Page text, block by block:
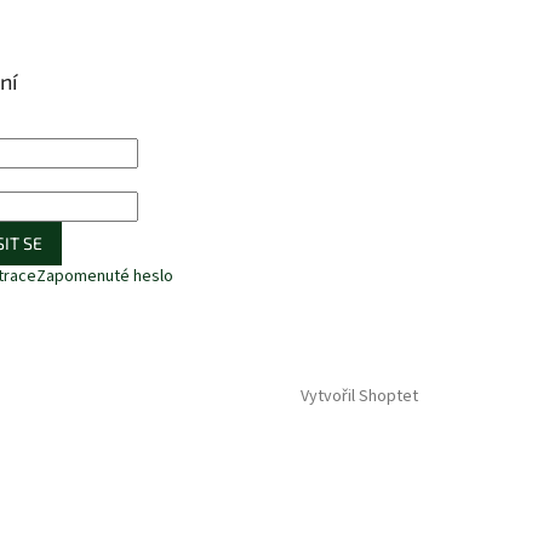
SE
Zapomenuté heslo
Vytvořil Shoptet